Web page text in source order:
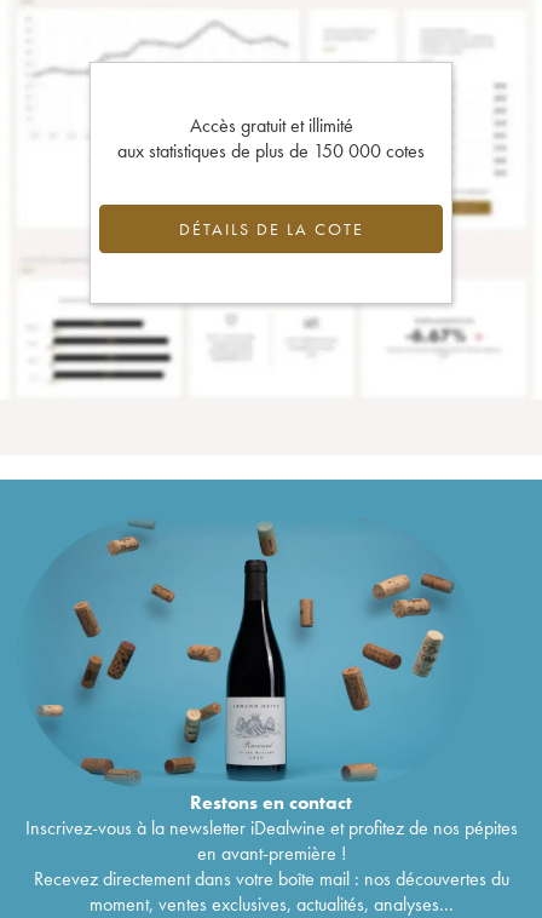
Accès gratuit et illimité
aux statistiques de plus de 150 000 cotes
DÉTAILS DE LA COTE
Restons encontact
Inscrivez-vous à la newsletter iDealwine et profitez de nos pépites
en avant-première !
Recevez directement dans votre boîte mail : nos découvertes du
moment, ventes exclusives, actualités, analyses...